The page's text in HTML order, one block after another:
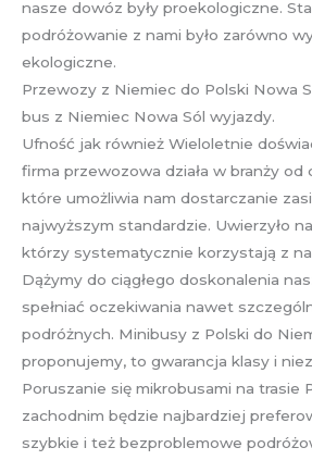
nasze dowóz były proekologiczne.
podróżowanie z nami było zarówno
ekologiczne.
Przewozy z Niemiec do Polski Nowa
bus z Niemiec Nowa Sól wyjazdy.
Ufność jak również Wieloletnie
firma przewozowa działa w branży od
które umożliwia nam dostarczanie
najwyższym standardzie. Uwierzyło
którzy systematycznie korzystają z
Dążymy do ciągłego doskonalenia
spełniać oczekiwania nawet
podróżnych. Minibusy z Polski do
proponujemy, to gwarancja klasy i
Poruszanie się mikrobusami na trasie
zachodnim będzie najbardziej
szybkie i też bezproblemowe